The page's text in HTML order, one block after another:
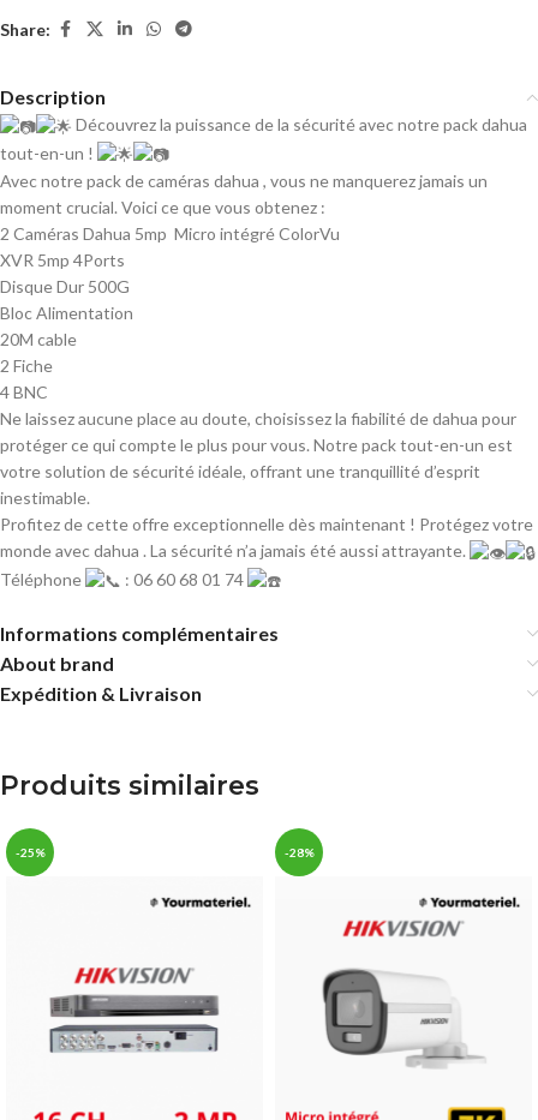
Share:
Description
Découvrez la puissance de la sécurité avec notre pack dahua
tout-en-un !
Avec notre pack de caméras dahua , vous ne manquerez jamais un
moment crucial. Voici ce que vous obtenez :
2 Caméras Dahua 5mp Micro intégré ColorVu
XVR 5mp 4Ports
Disque Dur 500G
Bloc Alimentation
20M cable
2 Fiche
4 BNC
Ne laissez aucune place au doute, choisissez la fiabilité de dahua pour
protéger ce qui compte le plus pour vous. Notre pack tout-en-un est
votre solution de sécurité idéale, offrant une tranquillité d’esprit
inestimable.
Profitez de cette offre exceptionnelle dès maintenant ! Protégez votre
monde avec dahua . La sécurité n’a jamais été aussi attrayante.
Téléphone
: 06 60 68 01 74
Informations complémentaires
About brand
Expédition & Livraison
Produits similaires
-25% -28%